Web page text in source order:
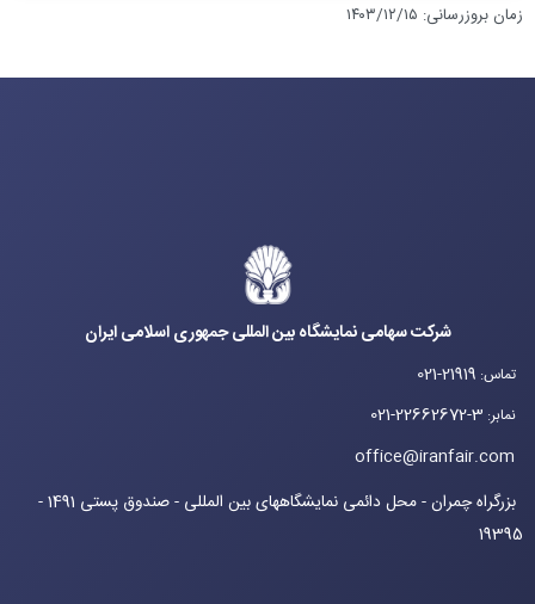
زمان بروزرسانی: ۱۴۰۳/۱۲/۱۵
شرکت سهامی نمایشگاه بین المللی جمهوری اسلامی ایران
تماس:
021-21919
نمابر:
021-22662672-3
office@iranfair.com
بزرگراه چمران - محل دائمی نمایشگاههای بین المللی - صندوق پستی 1491 -
19395